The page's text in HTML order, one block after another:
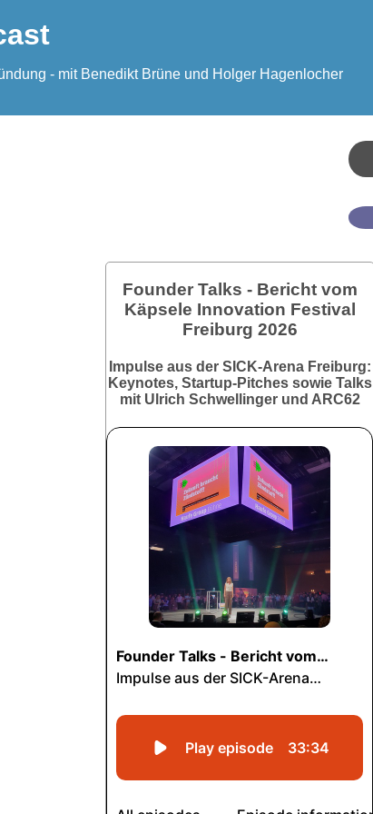
- mit Benedikt Brüne und Holger Hagenlocher
Founder Talks - Bericht vom
Käpsele Innovation Festival
Freiburg 2026
Impulse aus der SICK-Arena Freiburg:
Keynotes, Startup-Pitches sowie Talks
mit Ulrich Schwellinger und ARC62